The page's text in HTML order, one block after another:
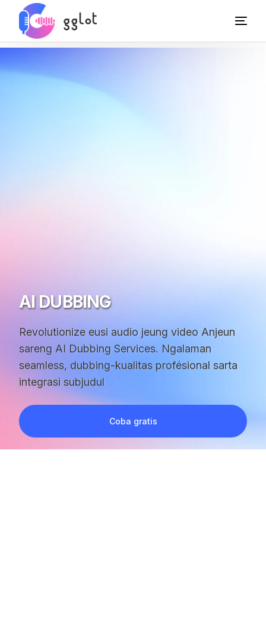
AI DUBBING
Revolutionize eusi audio jeung video Anjeun
sareng AI Dubbing Services. Ngalaman
seamless, dubbing-kualitas profésional sarta
integrasi subjudul
Coba gratis